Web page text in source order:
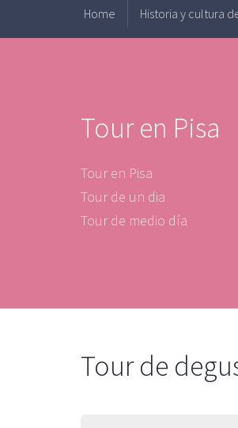
Home Historia y cultura
Tour en Pisa
Tour en Pisa
Tour de un dia
Tour de medio día
Tour de